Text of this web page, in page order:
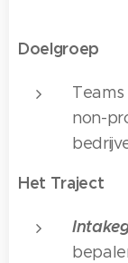
Doelgroep
non-
Het Traject